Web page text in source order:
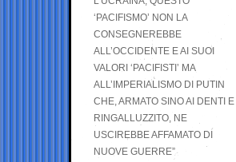
‘PACIFISMO’ NON LA
CONSEGNEREBBE
ALL’OCCIDENTE E AI SUOI
VALORI ‘PACIFISTI’ MA
ALL’IMPERIALISMO DI PUTIN
CHE, ARMATO SINO AI DENTI E
RINGALLUZZITO, NE
USCIREBBE AFFAMATO DI
NUOVE GUERRE”